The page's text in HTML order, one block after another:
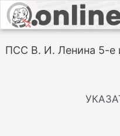
ПСС В. И. Ленина 5-е